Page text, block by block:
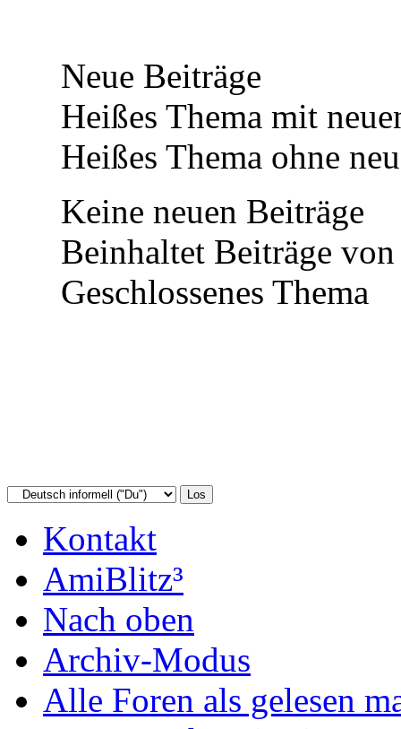
Neue Beiträge
Heißes Thema mit
Heißes Thema ohne
Keine neuen Beiträge
Beinhaltet Beiträge
Geschlossenes Thema
Kontakt
AmiBlitz³
Nach oben
Archiv-Modus
Alle Foren als gelesen